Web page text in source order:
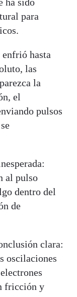
para
hasta
las
la
el
pulsos
al pulso
dentro del
de
clara:
oscilaciones
fricción y